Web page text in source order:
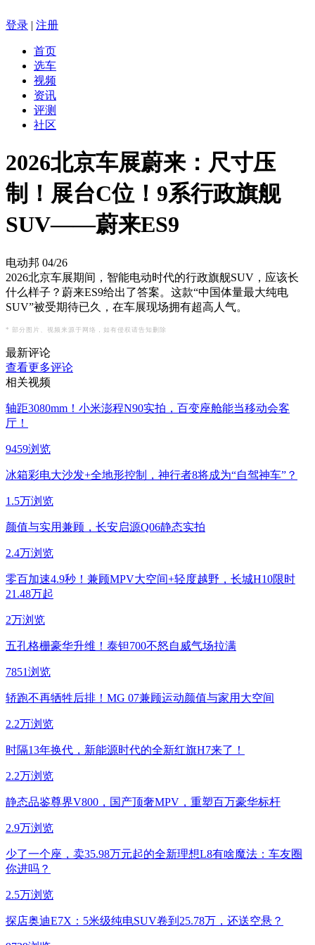
登录 | 注册
首页
选车
视频
资讯
评测
社区
2026北京车展蔚来：尺寸压
制！展台C位！9系行政旗舰
SUV——蔚来ES9
电动邦 04/26
2026北京车展期间，智能电动时代的行政旗舰SUV，应该长
什么样子？蔚来ES9给出了答案。这款“中国体量最大纯电
SUV”被受期待已久，在车展现场拥有超高人气。
* 部分图片、视频来源于网络，如有侵权请告知删除
最新评论
查看更多评论
相关视频
轴距3080mm！小米澎程N90实拍，百变座舱能当移动会客
厅！
9459浏览
冰箱彩电大沙发+全地形控制，神行者8将成为“自驾神车”？
1.5万浏览
颜值与实用兼顾，长安启源Q06静态实拍
2.4万浏览
零百加速4.9秒！兼顾MPV大空间+轻度越野，长城H10限时
21.48万起
2万浏览
五孔格栅豪华升维！泰钽700不怒自威气场拉满
7851浏览
轿跑不再牺牲后排！MG 07兼顾运动颜值与家用大空间
2.2万浏览
时隔13年换代，新能源时代的全新红旗H7来了！
2.2万浏览
静态品鉴尊界V800，国产顶奢MPV，重塑百万豪华标杆
2.9万浏览
少了一个座，卖35.98万元起的全新理想L8有啥魔法：车友圈
你进吗？
2.5万浏览
探店奥迪E7X：5米级纯电SUV卷到25.78万，还送空悬？